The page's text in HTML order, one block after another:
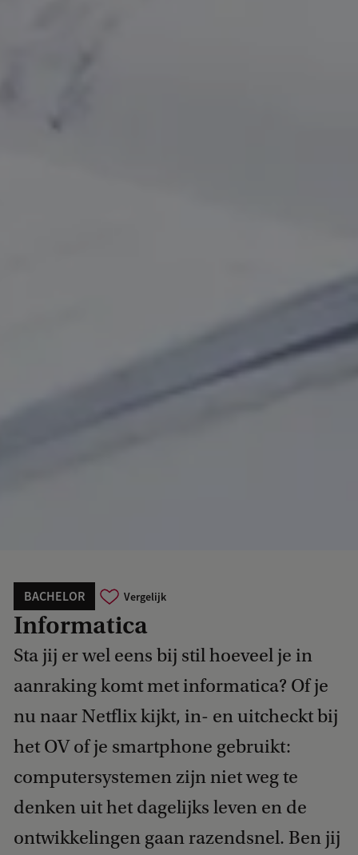
BACHELOR Vergelijk
Informatica
Sta jij er wel eens bij stil hoeveel je in
aanraking komt met informatica? Of je
nu naar Netflix kijkt, in- en uitcheckt bij
het OV of je smartphone gebruikt:
computersystemen zijn niet weg te
denken uit het dagelijks leven en de
ontwikkelingen gaan razendsnel. Ben jij